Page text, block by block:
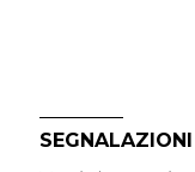
SEGNALAZIONI